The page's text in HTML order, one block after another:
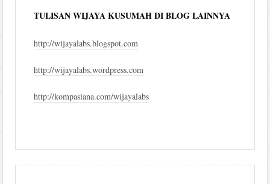
TULISAN WIJAYA KUSUMAH DI BLOG LAINNYA
http://wijayalabs.blogspot.com
http://wijayalabs.wordpress.com
http://kompasiana.com/wijayalabs